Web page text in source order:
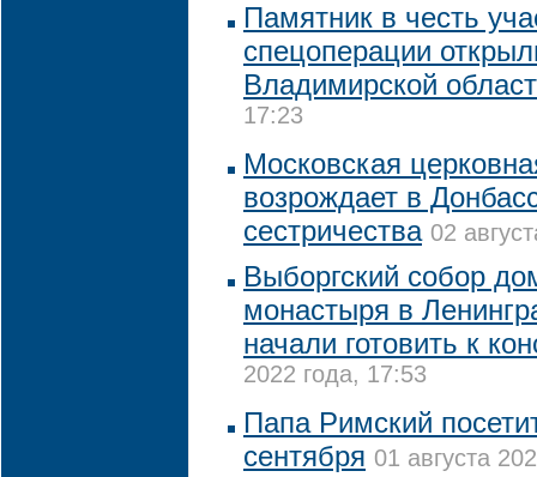
Памятник в честь
спецоперации
Владимирской
17:23
Московская
возрождает в
сестричества 02
Выборгский собор
монастыря в
начали готовить к
2022 года, 17:53
Папа Римский
сентября 01 августа